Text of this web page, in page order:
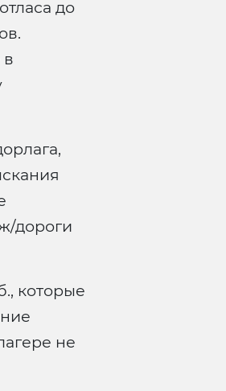
до
дороги
которые
не